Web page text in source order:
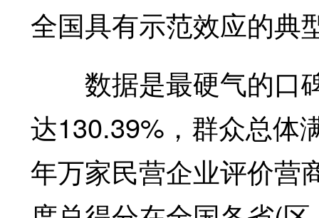
全国具有示范效应的典
数据是最硬气的口
达130.39%，群众总体
年万家民营企业评价营